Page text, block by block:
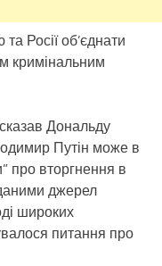
Росії об’єднати
кримінальним
Дональду
Путін може в
про вторгнення в
джерел
широких
питання про